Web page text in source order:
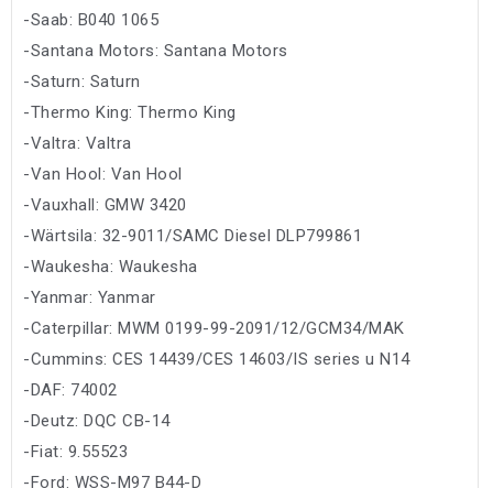
-Saab: B040 1065
-Santana Motors: Santana Motors
-Saturn: Saturn
-Thermo King: Thermo King
-Valtra: Valtra
-Van Hool: Van Hool
-Vauxhall: GMW 3420
-Wärtsila: 32-9011/SAMC Diesel DLP799861
-Waukesha: Waukesha
-Yanmar: Yanmar
-Caterpillar: MWM 0199-99-2091/12/GCM34/MAK
-Cummins: CES 14439/CES 14603/IS series u N14
-DAF: 74002
-Deutz: DQC CB-14
-Fiat: 9.55523
-Ford: WSS-M97 B44-D